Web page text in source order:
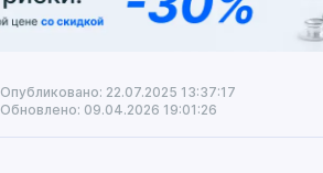
Опубликовано: 22.07.2025 13:37:17
Обновлено: 09.04.2026 19:01:26